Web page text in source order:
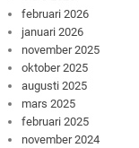
februari 2026
januari 2026
november 2025
oktober 2025
augusti 2025
mars 2025
februari 2025
november 2024